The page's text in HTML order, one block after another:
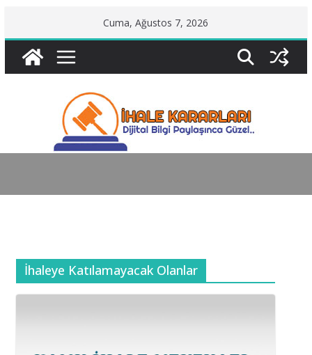
to
content
Cuma, Ağustos 7, 2026
İhaleye Katılamayacak Olanlar